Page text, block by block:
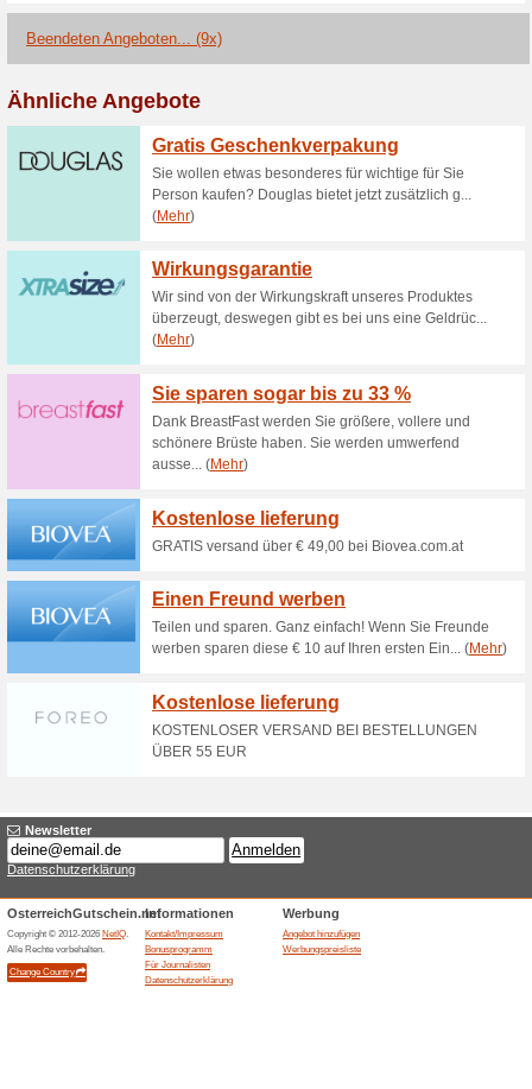
Aktuelle Angebote
Vamida Österreich
erste Be
100% funktioniert
Coupon
Vamida Österreich
im Warenkorb eingeben.
TIPP: Jetzt bis zu 6
Bonusprogram
Einfach in Ihrem
kostenlos anmelden und